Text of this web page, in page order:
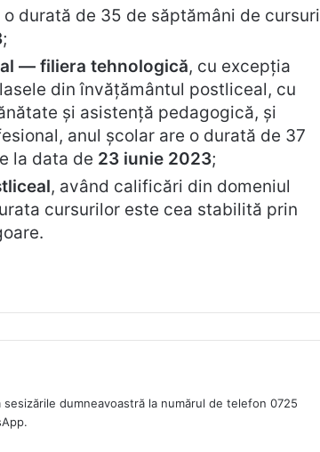
o durată de 35 de săptămâni de cursuri
;
— filiera tehnologică, cu excepția
din învățământul postliceal, cu
și asistență pedagogică, și
anul școlar are o durată de 37
la data de 23 iunie 2023;
, având calificări din domeniul
cursurilor este cea stabilită prin
dumneavoastră la numărul de telefon 0725